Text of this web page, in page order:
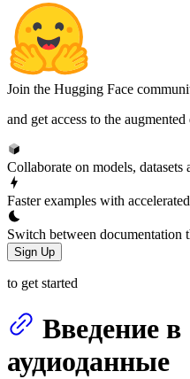
Join the Hugging Face
and get access to the
Collaborate on models, datasets
Faster examples with
Switch between documentation
Sign Up
to get started
Введение в
аудиоданные